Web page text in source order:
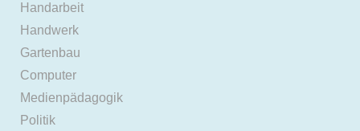
Handarbeit
Handwerk
Gartenbau
Computer
Medienpädagogik
Politik